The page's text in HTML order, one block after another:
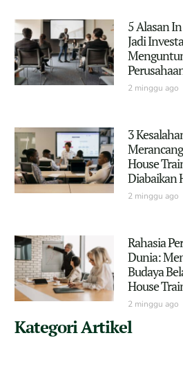
5 Alasan
Jadi
2 minggu ago
3
House
Diabaikan
2 minggu ago
Rahasia
Dunia:
Budaya
House
2 minggu ago
Kategori Artikel